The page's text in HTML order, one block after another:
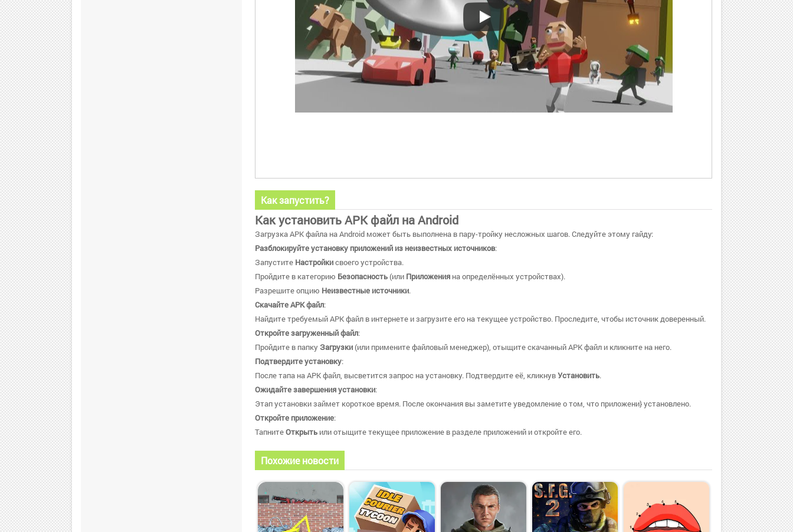
Как запустить?
Как установить APK файл на Android
Загрузка APK файла на Android может быть выполнена в пару-тройку несложных шагов. Следуйте этому гайду:
Разблокируйте установку приложений из неизвестных источников:
Запустите Настройкисвоего устройства.
Пройдите в категорию Безопасность (или Приложения на определённых устройствах).
Разрешите опцию Неизвестные источники.
Скачайте APK файл:
Найдите требуемый APK файл в интернете и загрузите его на текущее устройство. Проследите, чтобы источник доверенный.
Откройте загруженный файл:
Пройдите в папкуЗагрузки (или примените файловый менеджер), отыщите скачанный APK файл и кликните на него.
Подтвердите установку:
После тапа на APK файл, высветится запрос на установку. Подтвердите её, кликнувУстановить.
Ожидайте завершения установки:
Этап установки займет короткое время. После окончания вы заметите уведомление о том, что приложени} установлено.
Откройте приложение:
ТапнитеОткрыть или отыщите текущее приложение в разделе приложений и откройте его.
Похожие новости